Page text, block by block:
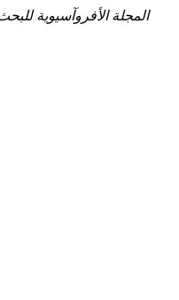
المجلة الأفروآسيوية